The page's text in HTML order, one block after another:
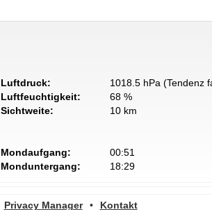
Luftdruck:
1018.5 hPa (Tendenz
Luftfeuchtigkeit:
68 %
Sichtweite:
10 km
Mondaufgang:
00:51
Monduntergang:
18:29
Privacy Manager • Kontakt